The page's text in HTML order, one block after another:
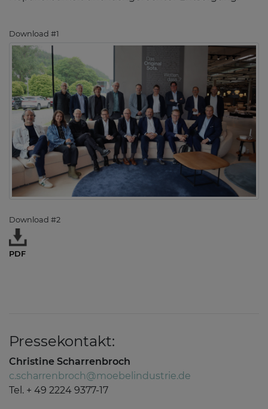
Download #1
Download #2
PDF
Pressekontakt:
Christine Scharrenbroch
c.scharrenbroch@moebelindustrie.de
Tel. + 49 2224 9377-17